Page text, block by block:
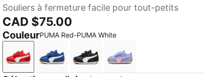
Souliers à fermeture facile pour tout-petits
CAD $75.00
CouleurPUMA Red-PUMA White
PUMA Red-PUMA White
Clyde Royal-PUMA White
PUMA Black-PUMA White
Intense Lavender-Pink